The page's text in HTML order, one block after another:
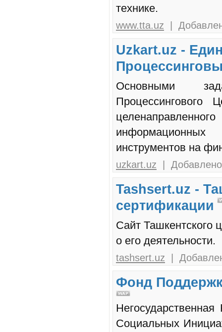
технике.
www.tta.uz |
Uzkart.uz -
Основными
Процессингового
инструментов на
uzkart.uz |
Tashsert.uz -
сертификации
Сайт Ташкентского
о его деятельности.
tashsert.uz |
Фонд
Социальных